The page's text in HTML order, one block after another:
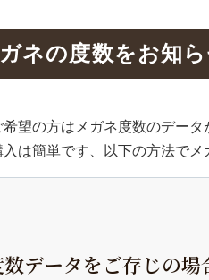
ネの度数をお知
望の方はメガネ度数のデータ
は簡単です、以下の方法でメ
データをご存じの場